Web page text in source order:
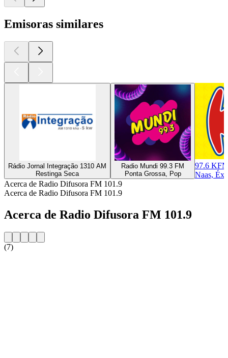
Emisoras similares
Rádio Jornal Integração 1310 AM
Restinga Seca
Radio Mundi 99.3 FM
Ponta Grossa, Pop
97.6
Naas,
Acerca de Radio Difusora FM 101.9
Acerca de Radio Difusora FM 101.9
Acerca de Radio Difusora FM 101.9
(7)